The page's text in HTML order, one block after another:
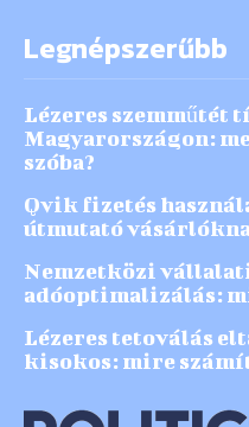
Legnépszerűbb
Lézeres szemműtét
Magyarországon:
szóba?
Qvik fizetés
útmutató
Nemzetközi
adóoptimalizálás:
Lézeres tetoválás
kisokos: mire